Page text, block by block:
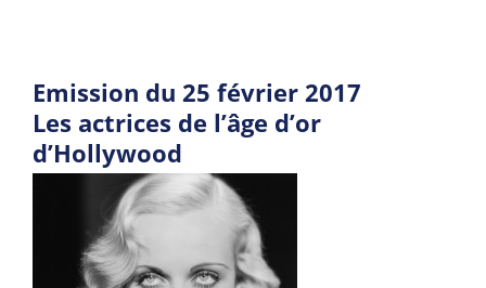
Emission du 25 février 2017
Les actrices de l’âge d’or
d’Hollywood